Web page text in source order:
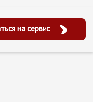
на сервис